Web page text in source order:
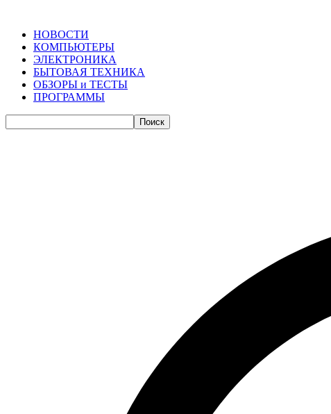
НОВОСТИ
КОМПЬЮТЕРЫ
ЭЛЕКТРОНИКА
БЫТОВАЯ ТЕХНИКА
ОБЗОРЫ и ТЕСТЫ
ПРОГРАММЫ
Поиск